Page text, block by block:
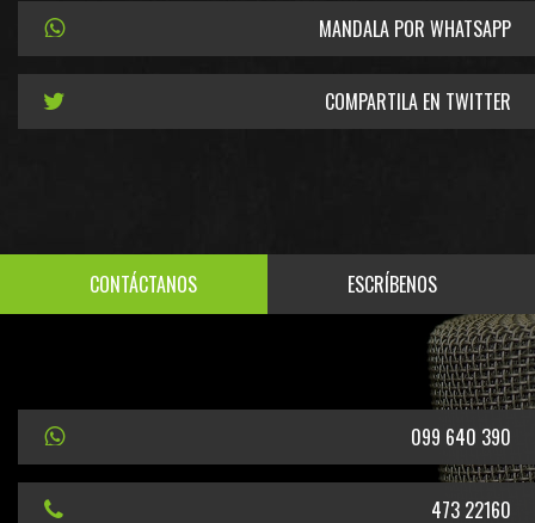
MANDALA POR WHATSAPP
COMPARTILA EN TWITTER
CONTÁCTANOS ESCRÍBENOS
099 640 390
473 22160